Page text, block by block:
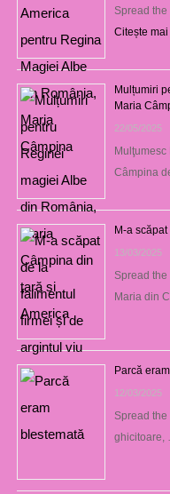
Spread
Citește
Mulțumiri
Maria
22/05/2025
Câmpina
M-a
13/03/2025
Spread the
Maria din
Parcă
12/03/2025
Spread the
ghicitoare,